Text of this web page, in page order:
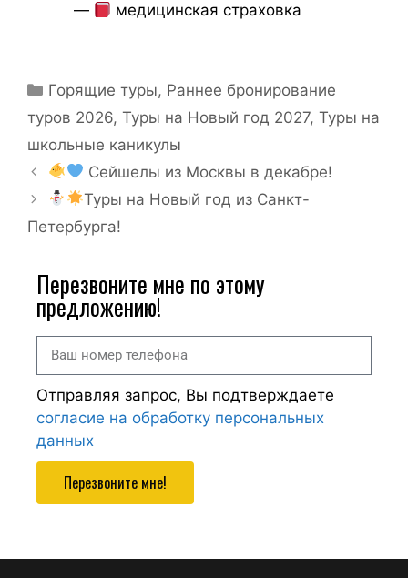
—
медицинская страховка
Горящие туры, Раннее бронирование
туров 2026, Туры на Новый год 2027, Туры на
школьные каникулы
Сейшелы из Москвы в декабре!
Туры на Новый год из Санкт-
Петербурга!
Перезвоните мне по этому
предложению!
Отправляя запрос, Вы подтверждаете
согласие на обработку персональных
данных
Перезвоните мне!